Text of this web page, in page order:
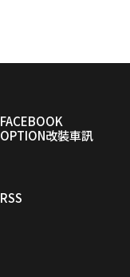
FACEBOOK
OPTION改裝車訊
RSS